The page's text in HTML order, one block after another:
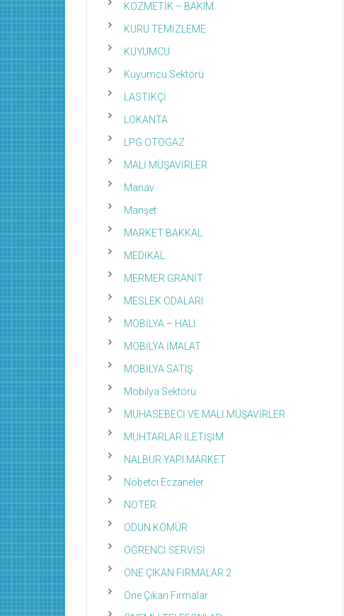
KOZMETİK – BAKIM
KURU TEMİZLEME
KUYUMCU
Kuyumcu Sektörü
LASTİKÇİ
LOKANTA
LPG OTOGAZ
MALİ MÜŞAVİRLER
Manav
Manşet
MARKET BAKKAL
MEDİKAL
MERMER GRANİT
MESLEK ODALARI
MOBİLYA – HALI
MOBİLYA İMALAT
MOBİLYA SATIŞ
Mobilya Sektörü
MUHASEBECİ VE MALİ MÜŞAVİRLER
MUHTARLAR İLETİŞİM
NALBUR YAPI MARKET
Nöbetci Eczaneler
NOTER
ODUN KÖMÜR
ÖĞRENCİ SERVİSİ
ÖNE ÇIKAN FİRMALAR 2
Öne Çıkan Firmalar